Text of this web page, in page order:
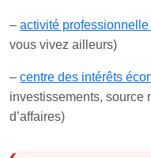
– activité
vous vivez ailleurs)
– centre des intérêts
investissements, source
d’affaires)